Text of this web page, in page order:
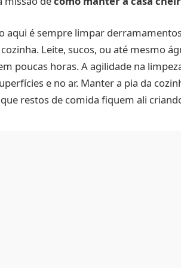
aqui é sempre limpar
Leite, sucos, ou até mesmo
poucas horas. A agilidade na
e no ar. Manter a pia da
restos de comida fiquem ali